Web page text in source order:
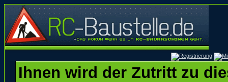
Ihnen wird der Zutritt zu